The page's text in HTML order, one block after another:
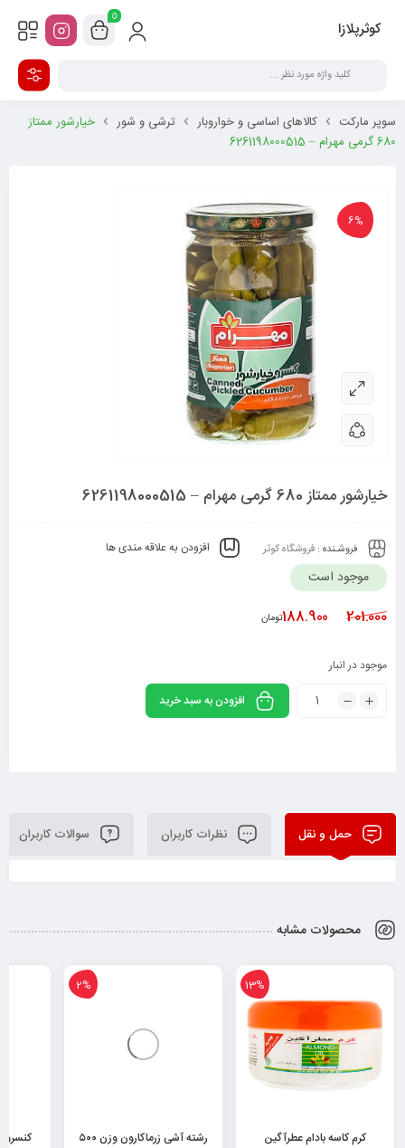
کوثرپلازا
0
سوپر مارکت کالاهای اساسی و خواروبار ترشی و شور
خیار‌شور ممتاز
680 گرمی مهرام – 6261198000515
6%
خیار‌شور ممتاز 680 گرمی مهرام – 6261198000515
فروشـنده : فروشگاه کوثر افزودن به علاقه مندی ها
موجود است
201.000
188.900تومان
موجود در انبار
افزودن به سبد خرید
حمل و نقل نظرات کاربران سوالات کاربران
محصولات مشابه
13%
کرم کاسه بادام عطرآگین
2%
رشته آشی زرماکارون وزن ۵۰۰
کنسرو